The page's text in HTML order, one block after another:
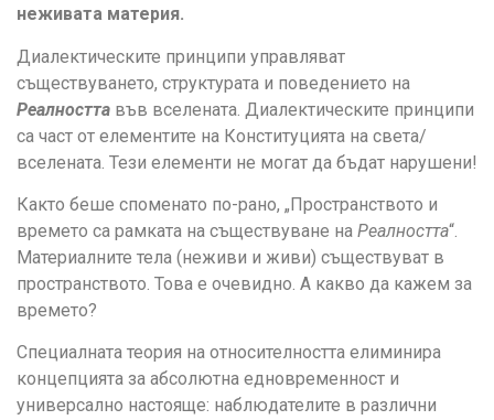
неживата материя.
Диалектическите принципи управляват
съществуването, структурата и поведението на
Реалността във вселената. Диалектическите принципи
са част от елементите на Конституцията на света/
вселената. Тези елементи не могат да бъдат нарушени!
Както беше споменато по-рано, „Пространството и
времето са рамката на съществуване на Реалността“.
Материалните тела (неживи и живи) съществуват в
пространството. Това е очевидно. А какво да кажем за
времето?
Специалната теория на относителността елиминира
концепцията за абсолютна едновременност и
универсално настояще: наблюдателите в различни